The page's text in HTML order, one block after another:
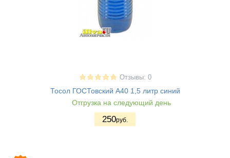
Отзывы: 0
Тосол ГОСТовский А40 1,5 литр синий
Отгрузка на следующий день
250руб.